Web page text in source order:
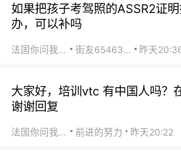
如果把孩子考驾照的ASSR2证
办，可以补吗
法国你问我答 街友65463281 昨天
大家好，培训vtc 有中国人吗？
谢谢回复
法国你问我答 前进的努力 昨天20:22